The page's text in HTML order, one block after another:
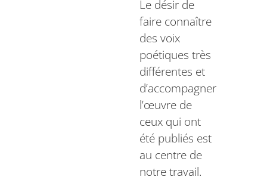
Le désir de
faire connaître
des voix
poétiques très
différentes et
d’accompagner
l’œuvre de
ceux qui ont
été publiés est
au centre de
notre travail.